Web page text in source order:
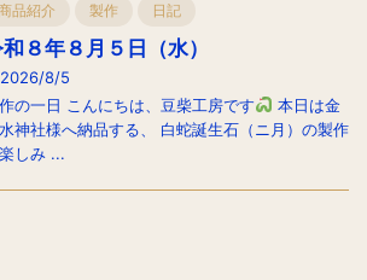
品紹介 製作 日記
８年８月５日（水）
2026/8/5
の一日 こんにちは、豆柴工房です
本日は金
神社様へ納品する、 白蛇誕生石（ニ月）の製作
しみ ...